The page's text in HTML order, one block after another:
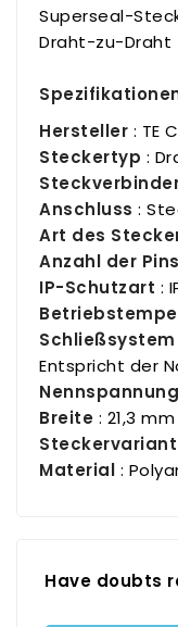
Superseal-
Draht-zu-Draht
Hersteller : TE
Steckertyp :
Anschluss :
Art des
Anzahl der Pins
IP-Schutzart :
Schließsystem
Entspricht der
Nennspannung
Breite : 21,3 mm
Material :
Have doubts